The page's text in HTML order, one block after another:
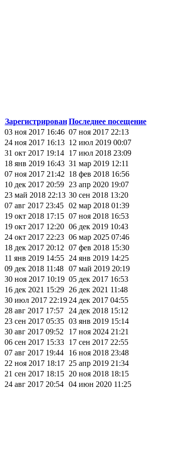
Зарегистрирован Последнее посещение
03 ноя 2017 16:46 07 ноя 2017 22:13
24 ноя 2017 16:13 12 июл 2019 00:07
31 окт 2017 19:14 17 июл 2018 23:09
18 янв 2019 16:43 31 мар 2019 12:11
07 ноя 2017 21:42 18 фев 2018 16:56
10 дек 2017 20:59 23 апр 2020 19:07
23 май 2018 22:13 30 сен 2018 13:20
07 авг 2017 23:45 02 мар 2018 01:39
19 окт 2018 17:15 07 ноя 2018 16:53
19 окт 2017 12:20 06 дек 2019 10:43
24 окт 2017 22:23 06 мар 2025 07:46
18 дек 2017 20:12 07 фев 2018 15:30
11 янв 2019 14:55 24 янв 2019 14:25
09 дек 2018 11:48 07 май 2019 20:19
30 ноя 2017 10:19 05 дек 2017 16:53
16 дек 2021 15:29 26 дек 2021 11:48
30 июл 2017 22:19 24 дек 2017 04:55
28 авг 2017 17:57
24 дек 2018 15:12
23 сен 2017 05:35 03 янв 2019 15:14
30 авг 2017 09:52
17 ноя 2024 21:21
06 сен 2017 15:33 17 сен 2017 22:55
07 авг 2017 19:44
16 ноя 2018 23:48
22 ноя 2017 18:17 25 апр 2019 21:34
21 сен 2017 18:15 20 ноя 2018 18:15
24 авг 2017 20:54 04 июн 2020 11:25